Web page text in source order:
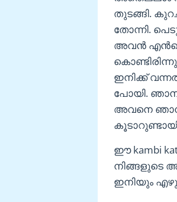
തുടങ്ങി.
തോന്നി.
അവൻ എൻറെ
ഇനിക്ക്
പോയി.
അവനെ ഞാൻ
ഈ kambi
നിങ്ങളുടെ
ഇനിയും